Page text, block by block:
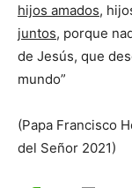
hijos amados,
juntos, porque
de Jesús, que
mundo”
(Papa Francisco
del Señor 2021)